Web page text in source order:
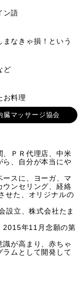
ン語
ゃ損！という
ど
理
臓マッサージ協会
、ＰＲ代理店、中米
ら、自分が本当にや
スに、ヨーガ、マ
ウンセリング、経絡
せた、オリジナルの
設立、株式会社たま
2015年11月念願の第
が高まり、赤ちゃ
ラムとして開発して